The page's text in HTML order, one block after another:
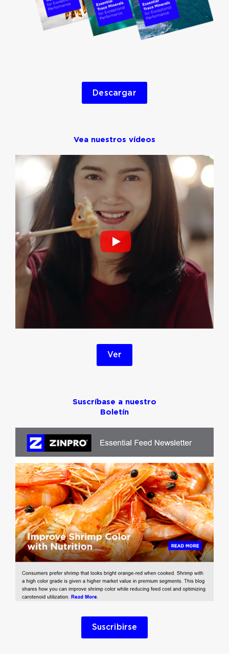
Descargar
Vea nuestros vídeos
Ver
Suscríbase a nuestro
Boletín
Suscribirse